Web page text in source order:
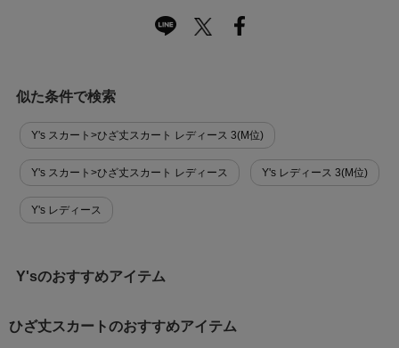
似た条件で検索
Y's スカート>ひざ丈スカート レディース 3(M位)
Y's スカート>ひざ丈スカート レディース Y's レディース 3(M位)
Y's レディース
Y'sのおすすめアイテム
ひざ丈スカートのおすすめアイテム